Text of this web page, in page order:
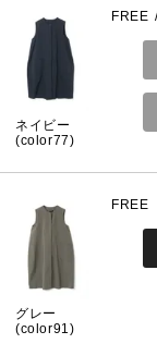
ネイビー
(color77)
FREE
グレー
(color91)
FREE